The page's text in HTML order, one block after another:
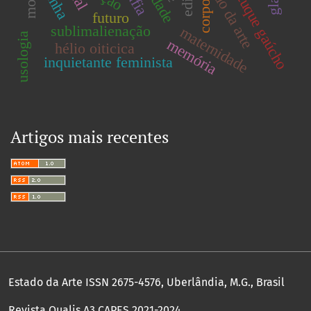
sublimalienação batuque gaúcho
maternidade
memória
inquietante feminista
usologia hélio oiticica
corpo
futuro
Artigos mais recentes
Estado da Arte ISSN 2675-4576, Uberlândia, M.G., Brasil